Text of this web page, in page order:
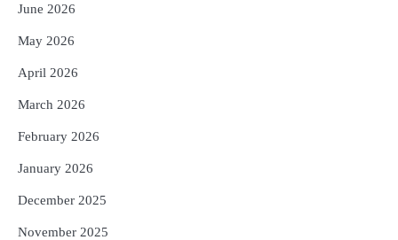
5
June 2026
May 2026
April 2026
March 2026
February 2026
January 2026
December 2025
November 2025